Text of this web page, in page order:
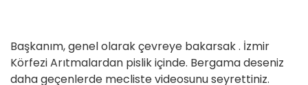
Başkanım, genel olarak çevreye bakarsak . İzmir
Körfezi Arıtmalardan pislik içinde. Bergama deseniz
daha geçenlerde mecliste videosunu seyrettiniz.